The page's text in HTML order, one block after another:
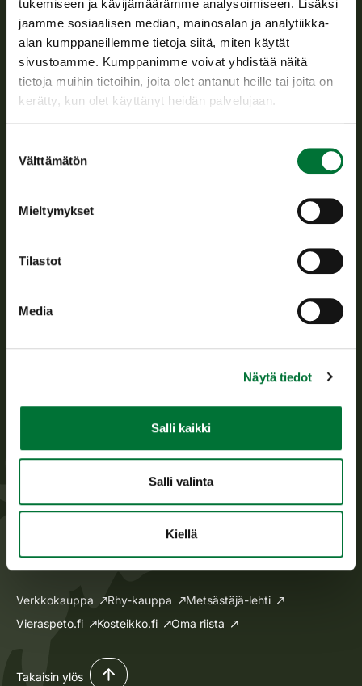
tukemiseen ja kävijämäärämme analysoimiseen. Lisäksi
jaamme sosiaalisen median, mainosalan ja analytiikka-
alan kumppaneillemme tietoja siitä, miten käytät
sivustoamme. Kumppanimme voivat yhdistää näitä
tietoja muihin tietoihin, joita olet antanut heille tai joita on
kerätty, kun olet käyttänyt heidän palvelujaan.
valinta
Välttämätön
Mieltymykset
Tilastot
Media
Näytä tiedot
Salli kaikki
Salli valinta
Kiellä
toimeenpanosta sekä vastaa sille säädetyistä julkisista
hallintotehtävistä.
Tietoa meistä
Asiakaspalvelu
p. 029 431 2001
Usein kysytyt kysymykset
Kaikki yhteystiedot
Metsästyskortti-asiat
Tietoa meistä
Laskutus
Verkkokauppa Rhy-kauppa
Metsästäjä-lehti
Vieraspeto.fi
Kosteikko.fi Oma riista
Takaisin ylös